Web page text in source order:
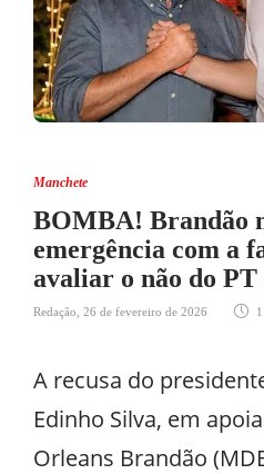
Manchete
BOMBA! Brandão
emergência com a
avaliar o não do PT
Redação 26 de fevereiro de 2026
A recusa do
Edinho Silva, em
Orleans Brandão